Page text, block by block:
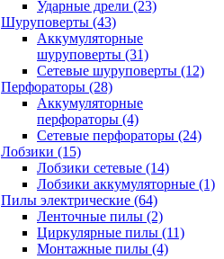
Ударные дрели (23)
Шуруповерты (43)
Аккумуляторные
шуруповерты (31)
Сетевые шуруповерты (12)
Перфораторы (28)
Аккумуляторные
перфораторы (4)
Сетевые перфораторы (24)
Лобзики (15)
Лобзики сетевые (14)
Лобзики аккумуляторные (1)
Пилы электрические (64)
Ленточные пилы (2)
Циркулярные пилы (11)
Монтажные пилы (4)